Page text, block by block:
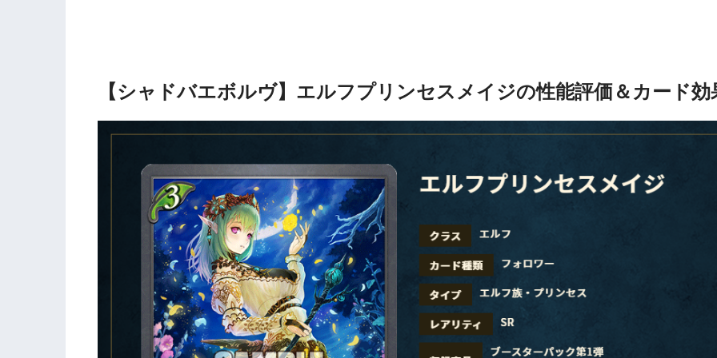
【シャドバエボルヴ】エルフプリンセスメイジの性能評価＆カード